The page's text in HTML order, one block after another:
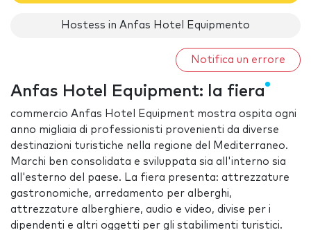
Hostess in Anfas Hotel Equipmento
Notifica un errore
Anfas Hotel Equipment: la fiera
commercio Anfas Hotel Equipment mostra ospita ogni
anno migliaia di professionisti provenienti da diverse
destinazioni turistiche nella regione del Mediterraneo.
Marchi ben consolidata e sviluppata sia all'interno sia
all'esterno del paese. La fiera presenta: attrezzature
gastronomiche, arredamento per alberghi,
attrezzature alberghiere, audio e video, divise per i
dipendenti e altri oggetti per gli stabilimenti turistici.